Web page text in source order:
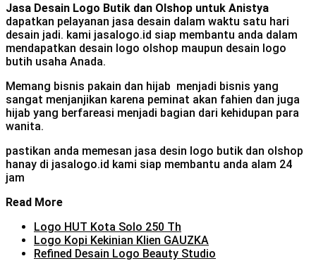
Jasa Desain Logo Butik dan Olshop untuk Anistya
dapatkan pelayanan jasa desain dalam waktu satu hari
desain jadi. kami jasalogo.id siap membantu anda dalam
mendapatkan desain logo olshop maupun desain logo
butih usaha Anada.
Memang bisnis pakain dan hijab menjadi bisnis yang
sangat menjanjikan karena peminat akan fahien dan juga
hijab yang berfareasi menjadi bagian dari kehidupan para
wanita.
pastikan anda memesan jasa desin logo butik dan olshop
hanay di jasalogo.id kami siap membantu anda alam 24
jam
Read More
Logo HUT Kota Solo 250 Th
Logo Kopi Kekinian Klien GAUZKA
Refined Desain Logo Beauty Studio